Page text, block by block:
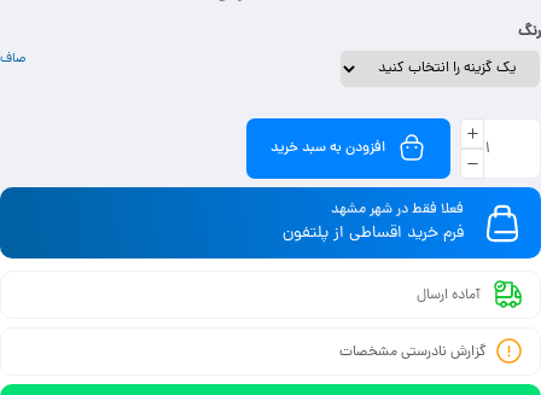
رنگ
صاف
افزودن به سبد خرید
فعلا فقط در شهر مشهد
فرم خرید اقساطی از پلتفون
آماده ارسال
گزارش نادرستی مشخصات